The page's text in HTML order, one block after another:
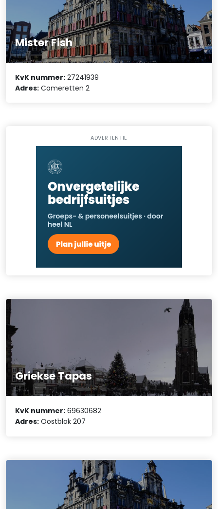
Mister Fish
KvK nummer: 27241939
Adres: Cameretten 2
ADVERTENTIE
Griekse Tapas
KvK nummer: 69630682
Adres: Oostblok 207